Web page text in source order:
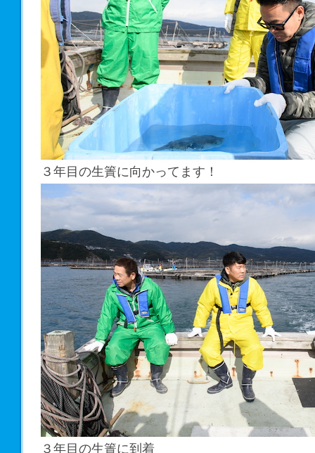
３年目の生簀に向かってます！
３年目の生簀に到着